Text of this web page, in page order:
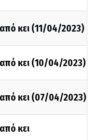
κει (11/04/2023)
κει (10/04/2023)
κει (07/04/2023)
κει